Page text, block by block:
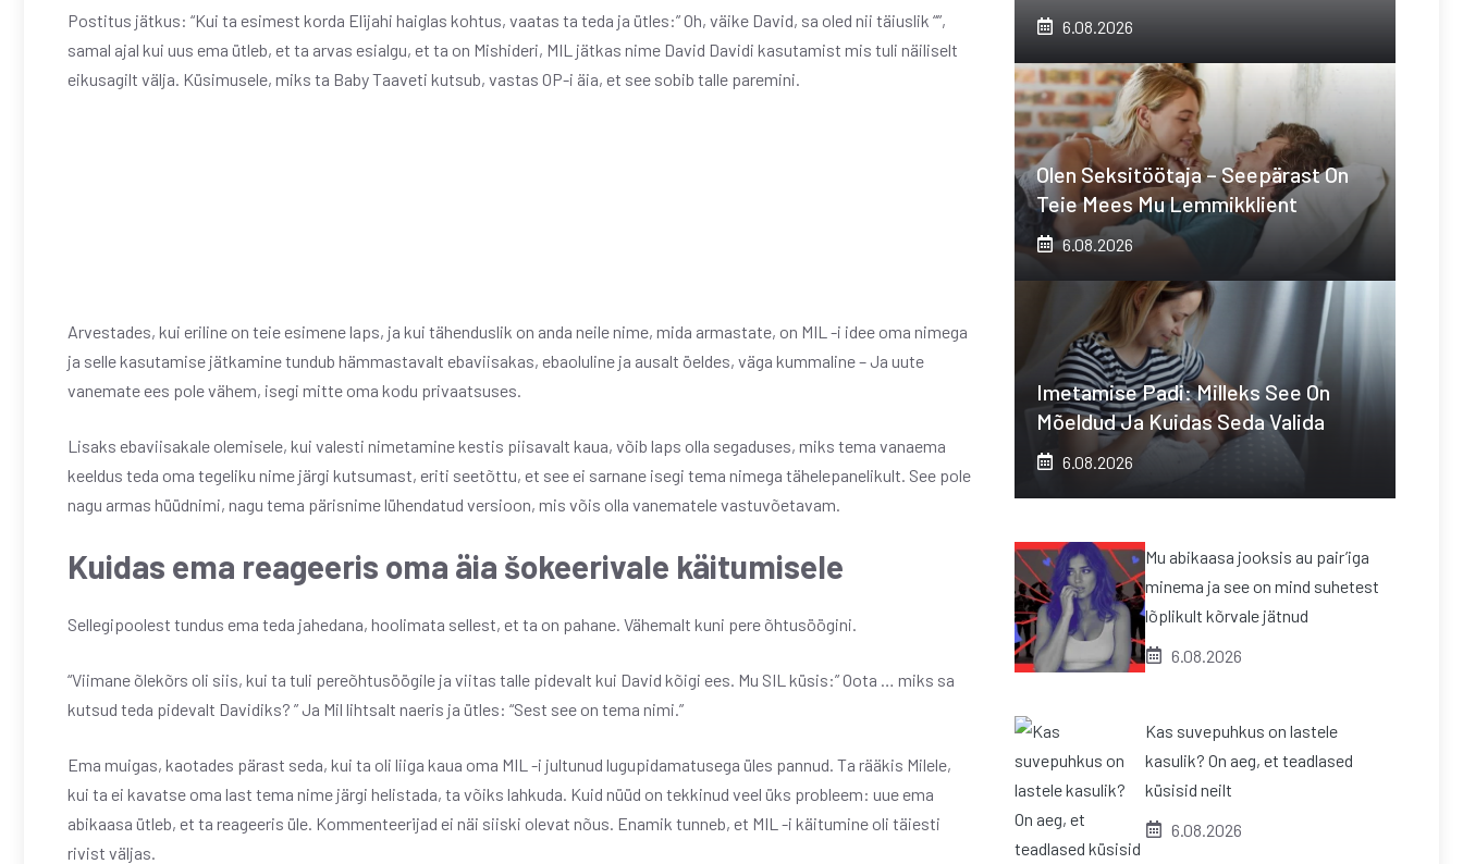
Postitus jätkus: “Kui ta esimest korda Elijahi haiglas kohtus, vaatas ta teda ja ütles:” Oh, väike David, sa oled nii täiuslik “”,
samal ajal kui uus ema ütleb, et ta arvas esialgu, et ta on Mishideri, MIL jätkas nime David Davidi kasutamist mis tuli näiliselt
eikusagilt välja. Küsimusele, miks ta Baby Taaveti kutsub, vastas OP-i äia, et see sobib talle paremini.
Arvestades, kui eriline on teie esimene laps, ja kui tähenduslik on anda neile nime, mida armastate, on MIL -i idee oma nimega
ja selle kasutamise jätkamine tundub hämmastavalt ebaviisakas, ebaoluline ja ausalt öeldes, väga kummaline – Ja uute
vanemate ees pole vähem, isegi mitte oma kodu privaatsuses.
Lisaks ebaviisakale olemisele, kui valesti nimetamine kestis piisavalt kaua, võib laps olla segaduses, miks tema vanaema
keeldus teda oma tegeliku nime järgi kutsumast, eriti seetõttu, et see ei sarnane isegi tema nimega tähelepanelikult. See pole
nagu armas hüüdnimi, nagu tema pärisnime lühendatud versioon, mis võis olla vanematele vastuvõetavam.
Kuidas ema reageeris oma äia šokeerivale käitumisele
Sellegipoolest tundus ema teda jahedana, hoolimata sellest, et ta on pahane. Vähemalt kuni pere õhtusöögini.
“Viimane õlekõrs oli siis, kui ta tuli pereõhtusöögile ja viitas talle pidevalt kui David kõigi ees. Mu SIL küsis:” Oota … miks sa
kutsud teda pidevalt Davidiks? ” Ja Mil lihtsalt naeris ja ütles: “Sest see on tema nimi.”
Ema muigas, kaotades pärast seda, kui ta oli liiga kaua oma MIL -i jultunud lugupidamatusega üles pannud. Ta rääkis Milele,
kui ta ei kavatse oma last tema nime järgi helistada, ta võiks lahkuda. Kuid nüüd on tekkinud veel üks probleem: uue ema
abikaasa ütleb, et ta reageeris üle. Kommenteerijad ei näi siiski olevat nõus. Enamik tunneb, et MIL -i käitumine oli täiesti
rivist väljas.
6.08.2026
Olen Seksitöötaja – Seepärast On
Teie Mees Mu Lemmikklient
6.08.2026
Imetamise Padi: Milleks See On
Mõeldud Ja Kuidas Seda Valida
6.08.2026
Mu abikaasa jooksis au pair’iga
minema ja see on mind suhetest
lõplikult kõrvale jätnud
6.08.2026
Kas suvepuhkus on lastele
kasulik? On aeg, et teadlased
küsisid neilt
6.08.2026